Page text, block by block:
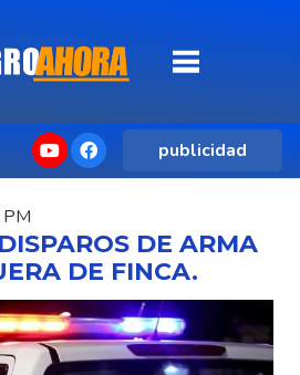
publicidad
DE ARMA
DE FINCA.